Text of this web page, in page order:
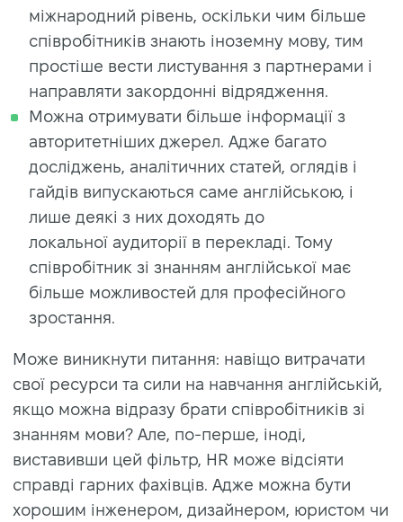
міжнародний рівень, оскільки чим більше
співробітників знають іноземну мову, тим
простіше вести листування з партнерами і
направляти закордонні відрядження.
Можна отримувати більше інформації з
авторитетніших джерел. Адже багато
досліджень, аналітичних статей, оглядів і
гайдів випускаються саме англійською, і
лише деякі з них доходять до
локальної аудиторії в перекладі. Тому
співробітник зі знанням англійської має
більше можливостей для професійного
зростання.
Може виникнути питання: навіщо витрачати
свої ресурси та сили на навчання англійській,
якщо можна відразу брати співробітників зі
знанням мови? Але, по-перше, іноді,
виставивши цей фільтр, HR може відсіяти
справді гарних фахівців. Адже можна бути
хорошим інженером, дизайнером, юристом чи